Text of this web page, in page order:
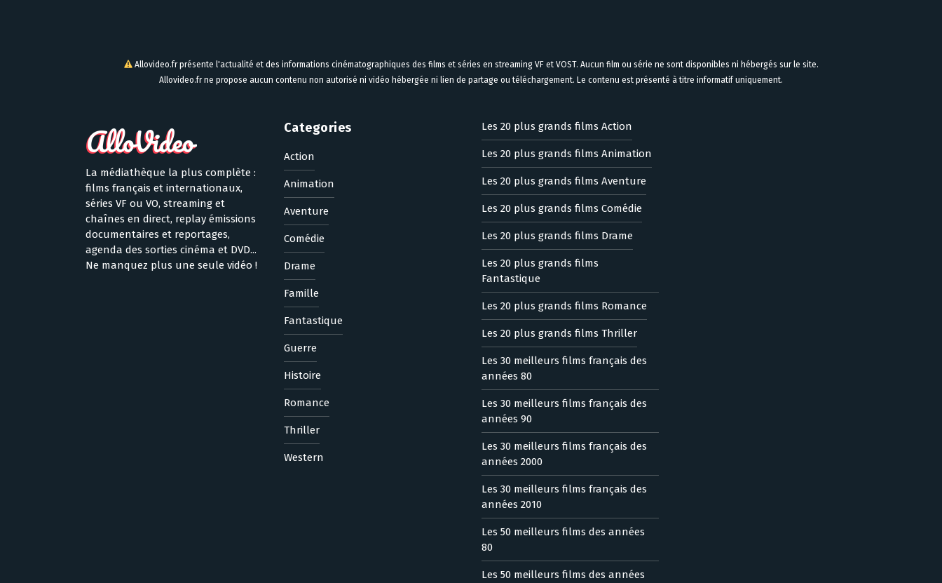
Allovideo.fr présente l'actualité et des informations cinématographiques des films et séries en streaming VF et VOST. Aucun film ou série ne sont disponibles ni hébergés sur le site.
Allovideo.fr ne propose aucun contenu non autorisé ni vidéo hébergée ni lien de partage ou téléchargement. Le contenu est présenté à titre informatif uniquement.
La médiathèque la plus complète :
films français et internationaux,
séries VF ou VO, streaming et
chaînes en direct, replay émissions
documentaires et reportages,
agenda des sorties cinéma et DVD...
Ne manquez plus une seule vidéo !
Categories
Action
Animation
Aventure
Comédie
Drame
Famille
Fantastique
Guerre
Histoire
Romance
Thriller
Western
Les 20 plus grands films Action
Les 20 plus grands films Animation
Les 20 plus grands films Aventure
Les 20 plus grands films Comédie
Les 20 plus grands films Drame
Les 20 plus grands films
Fantastique
Les 20 plus grands films Romance
Les 20 plus grands films Thriller
Les 30 meilleurs films français des
années 80
Les 30 meilleurs films français des
années 90
Les 30 meilleurs films français des
années 2000
Les 30 meilleurs films français des
années 2010
Les 50 meilleurs films des années
80
Les 50 meilleurs films des années